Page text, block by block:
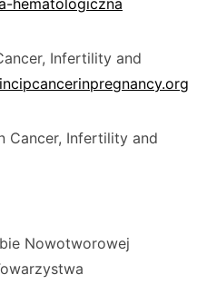
hematologiczna
Infertility and
Cancer, Infertility and
Nowotworowej